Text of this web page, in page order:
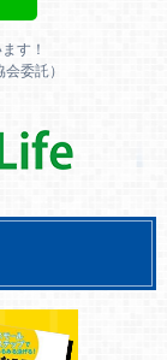
す！
委託）